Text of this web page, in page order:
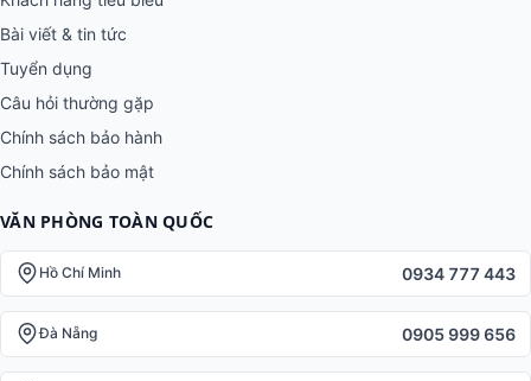
Bài viết & tin tức
Tuyển dụng
Câu hỏi thường gặp
Chính sách bảo hành
Chính sách bảo mật
VĂN PHÒNG TOÀN QUỐC
Hồ Chí Minh 0934 777 443
Đà Nẵng 0905 999 656